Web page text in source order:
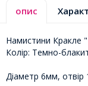
опис
Намистини Кракле
Колір: Темно-
Діаметр 6мм, отвір